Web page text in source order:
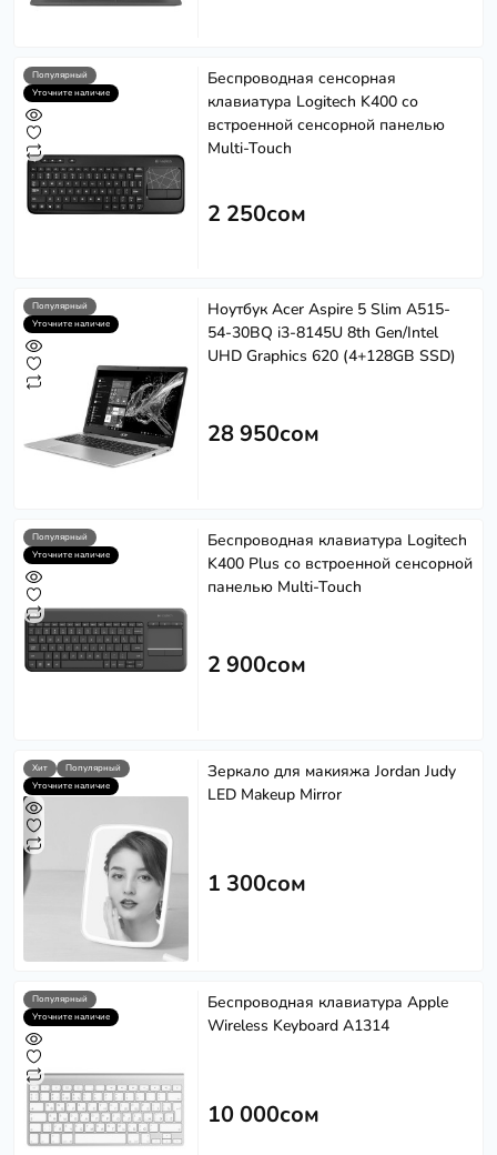
Популярный
Уточните наличие
Беспроводная сенсорная
клавиатура Logitech K400 со
встроенной сенсорной панелью
Multi-Touch
2 250сом
Популярный
Уточните наличие
Ноутбук Acer Aspire 5 Slim A515-
54-30BQ i3-8145U 8th Gen/Intel
UHD Graphics 620 (4+128GB SSD)
28 950сом
Популярный
Уточните наличие
Беспроводная клавиатура Logitech
K400 Plus со встроенной сенсорной
панелью Multi-Touch
2 900сом
Хит
Популярный
Уточните наличие
Зеркало для макияжа Jordan Judy
LED Makeup Mirror
1 300сом
Популярный
Уточните наличие
Беспроводная клавиатура Apple
Wireless Keyboard A1314
10 000сом